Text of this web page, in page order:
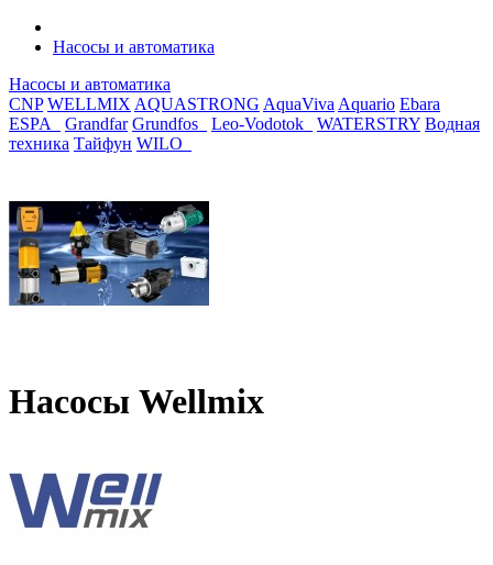
Насосы и автоматика
Насосы и автоматика
CNP WELLMIX AQUASTRONG AquaViva Aquario Ebara
ESPA_
Grandfar Grundfos_ Leo-Vodotok_ WATERSTRY Водная
техника Тайфун WILO_
Насосы Wellmix